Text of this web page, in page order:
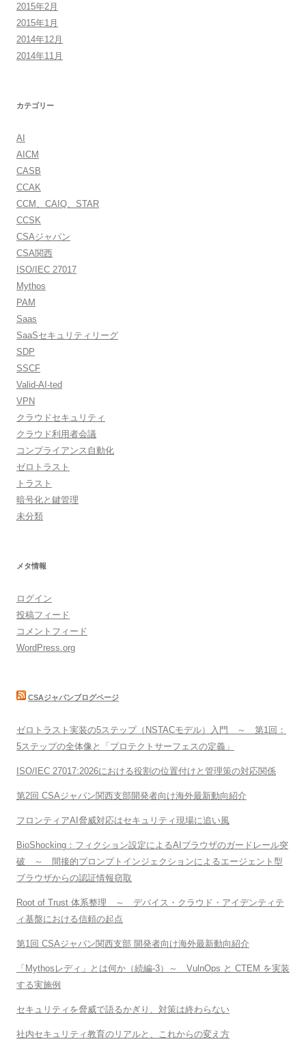
2015年2月
2015年1月
2014年12月
2014年11月
カテゴリー
AI
AICM
CASB
CCAK
CCM、CAIQ、STAR
CCSK
CSAジャパン
CSA関西
ISO/IEC 27017
Mythos
PAM
Saas
SaaSセキュリティリーグ
SDP
SSCF
Valid-AI-ted
VPN
クラウドセキュリティ
クラウド利用者会議
コンプライアンス自動化
ゼロトラスト
トラスト
暗号化と鍵管理
未分類
メタ情報
ログイン
投稿フィード
コメントフィード
WordPress.org
CSAジャパンブログページ
ゼロトラスト実装の5ステップ（NSTACモデル）入門 ～ 第1回：
5ステップの全体像と「プロテクトサーフェスの定義」
ISO/IEC 27017:2026における役割の位置付けと管理策の対応関係
第2回 CSAジャパン関西支部開発者向け海外最新動向紹介
フロンティアAI脅威対応はセキュリティ現場に追い風
BioShocking：フィクション設定によるAIブラウザのガードレール突
破 ～ 間接的プロンプトインジェクションによるエージェント型
ブラウザからの認証情報窃取
Root of Trust 体系整理 ～ デバイス・クラウド・アイデンティテ
ィ基盤における信頼の起点
第1回 CSAジャパン関西支部 開発者向け海外最新動向紹介
「Mythosレディ」とは何か（続編-3）～ VulnOps と CTEM を実装
する実施例
セキュリティを脅威で語るかぎり、対策は終わらない
社内セキュリティ教育のリアルと、これからの変え方